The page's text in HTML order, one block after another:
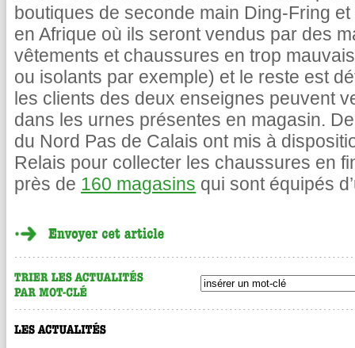
boutiques de seconde main Ding-Fring
en Afrique où ils seront vendus par des
vêtements et chaussures en trop
ou isolants par exemple) et le reste est
les clients des deux enseignes peuvent
dans les urnes présentes en magasin.
du Nord Pas de Calais ont mis à
Relais pour collecter les chaussures en
près de 160 magasins qui sont équipés